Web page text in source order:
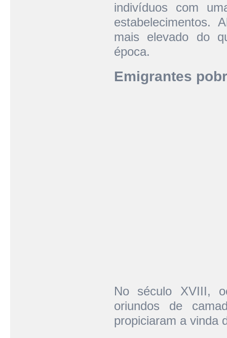
indivíduos com
estabelecimentos.
mais elevado do
época.
Emigrantes
No século XVIII,
oriundos de
propiciaram a vinda